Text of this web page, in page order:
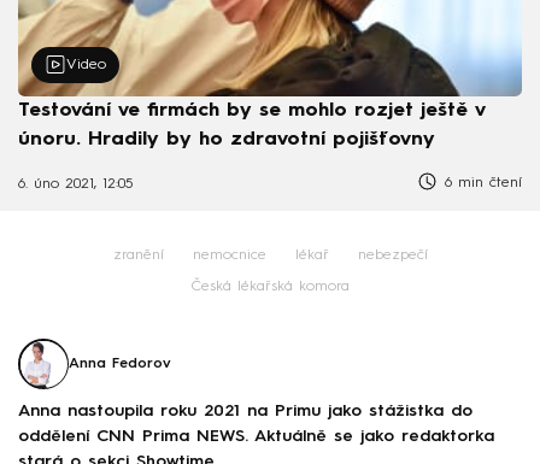
Video
Testování ve firmách by se mohlo rozjet ještě v
únoru. Hradily by ho zdravotní pojišťovny
6. úno 2021, 12:05 6 min čtení
zranění nemocnice lékař nebezpečí
Česká lékařská komora
Anna Fedorov
Anna nastoupila roku 2021 na Primu jako stážistka do
oddělení CNN Prima NEWS. Aktuálně se jako redaktorka